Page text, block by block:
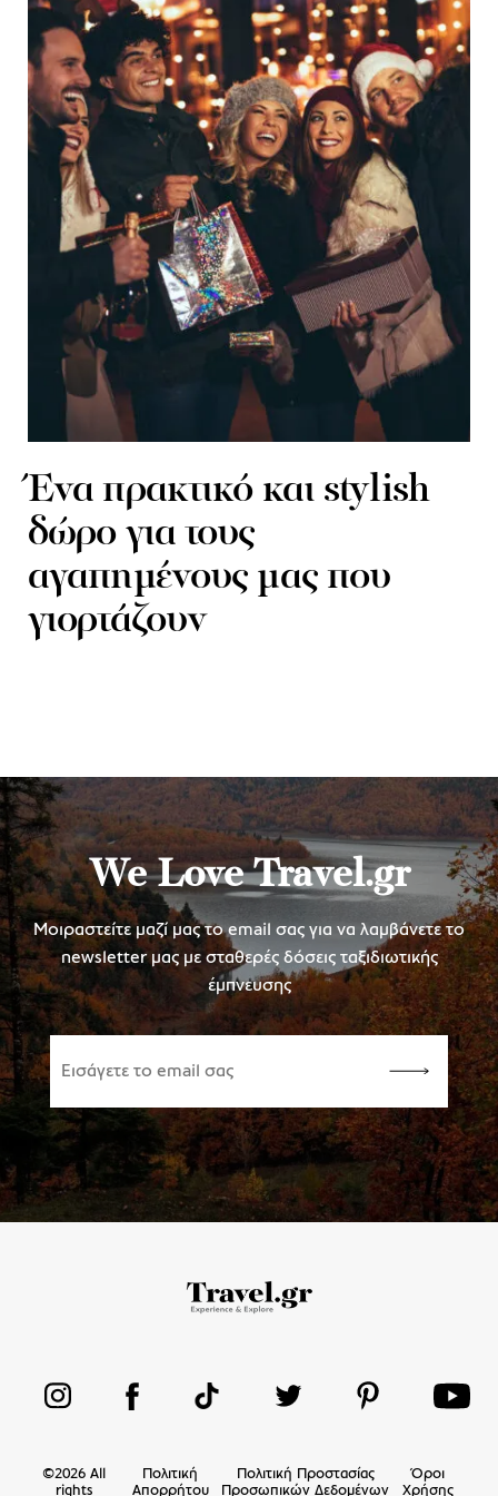
Ένα πρακτικό και stylish
δώρο για τους
αγαπημένους μας που
γιορτάζουν
We Love Travel.gr
Μοιραστείτε μαζί μας το email σας για να λαμβάνετε το
newsletter μας με σταθερές δόσεις ταξιδιωτικής
έμπνευσης
©2026 All
rights
Πολιτική
Απορρήτου
Πολιτική Προστασίας
Προσωπικών Δεδομένων
Όροι
Χρήσης